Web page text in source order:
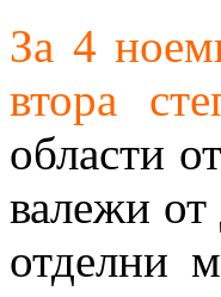
За 4
втора
области
валежи
отделни